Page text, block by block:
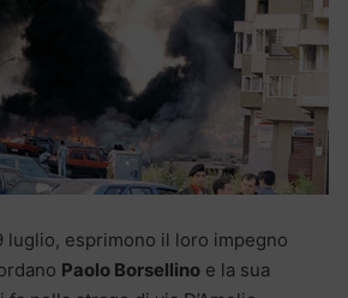
luglio, esprimono il loro impegno
Paolo Borsellino e la sua